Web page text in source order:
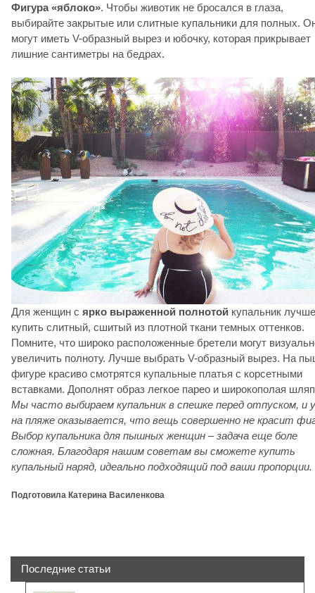
Фигура «яблоко». Чтобы животик не бросался в глаза,
выбирайте закрытые или слитные купальники для полных.
могут иметь V-образный вырез и юбочку, которая прикрывает
лишние сантиметры на бедрах.
Для женщин с ярко выраженной полнотой купальник лучше
купить слитный, сшитый из плотной ткани темных оттенков.
Помните, что широко расположенные бретели могут
увеличить полноту. Лучше выбрать V-образный вырез. На
фигуре красиво смотрятся купальные платья с корсетными
вставками. Дополнят образ легкое парео и широкополая
Мы часто выбираем купальник в спешке перед отпуском, и
на пляже оказывается, что вещь совершенно не красит
Выбор купальника для пышных женщин – задача еще боле
сложная. Благодаря нашим советам вы сможете купить
купальный наряд, идеально подходящий под ваши пропорции.
Подготовила Катерина Василенкова
Последние статьи